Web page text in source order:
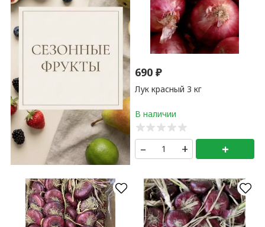
690₽
Лук красный 3 кг
– + +